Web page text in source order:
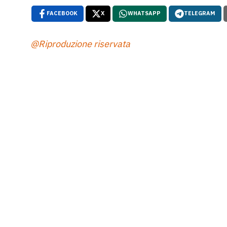
FACEBOOK X WHATSAPP TELEGRAM
@Riproduzione riservata